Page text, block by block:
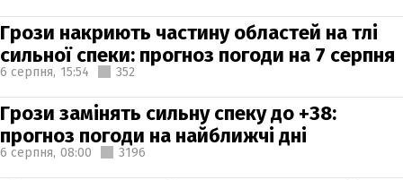
Грози накриють частину областей на тлі
сильної спеки: прогноз погоди на 7 серпня
6 серпня, 15:54 352
Грози замінять сильну спеку до +38:
прогноз погоди на найближчі дні
6 серпня, 08:00 3196